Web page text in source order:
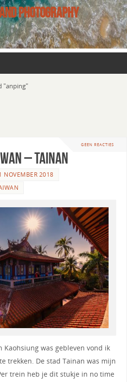
PHOTOGRAPHY
"anping"
GEEN REACTIES
– Tainan
NOVEMBER 2018
Kaohsiung was gebleven vond ik
trekken. De stad Tainan was mijn
trein heb je dit stukje in no time